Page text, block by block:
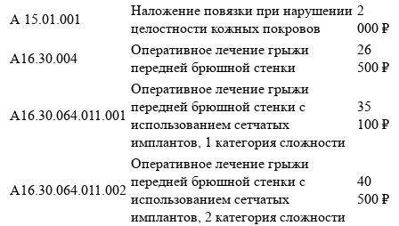
А 15.01.001
Наложение повязки при нарушении
целостности кожных покровов
2
000 ₽
А16.30.004
Оперативное лечение грыжи
передней брюшной стенки
26
500 ₽
А16.30.064.011.001
Оперативное лечение грыжи
передней брюшной стенки с
использованием сетчатых
имплантов, 1 категория сложности
35
100 ₽
А16.30.064.011.002
Оперативное лечение грыжи
передней брюшной стенки с
использованием сетчатых
имплантов, 2 категория сложности
40
500 ₽